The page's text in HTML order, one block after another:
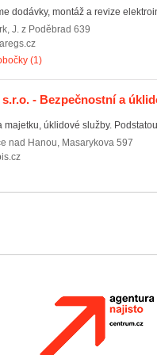
dodávky, montáž a revize
, J. z Poděbrad 639
(1)
s.r.o. - Bezpečnostní a
majetku, úklidové služby.
nad Hanou, Masarykova 597